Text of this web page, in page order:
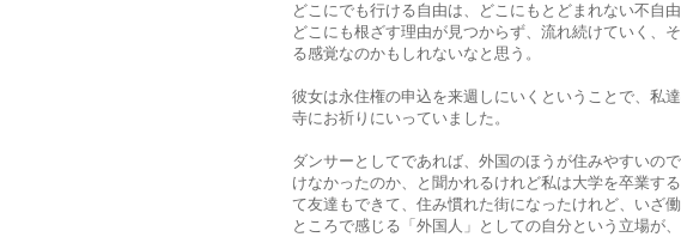
どこにでも行ける自由は、どこにもとどまれない不自
どこにも根ざす理由が見つからず、流れ続けていく、
る感覚なのかもしれないなと思う。
彼女は永住権の申込を来週しにいくということで、私
寺にお祈りにいっていました。
ダンサーとしてであれば、外国のほうが住みやすいの
けなかったのか、と聞かれるけれど私は大学を卒業す
て友達もできて、住み慣れた街になったけれど、いざ
ところで感じる「外国人」としての自分という立場が